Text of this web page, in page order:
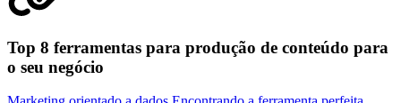
Top 8 ferramentas para produção de conteúdo para
o seu negócio